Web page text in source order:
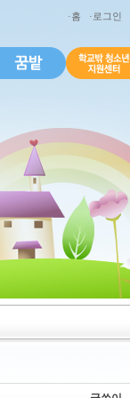
·홈 ·로그인